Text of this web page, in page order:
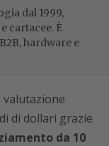
dal 1999,
cartacee. È
hardware e
di dollari grazie
da 10